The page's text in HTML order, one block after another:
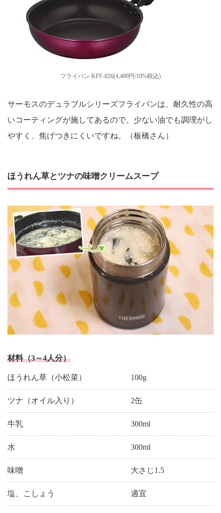
フライパン KFF-026(4,400円/10%税込)
サーモスのデュラブルシリーズフライパンは、耐久性の高
いコーティングが施してあるので、少ない油でも調理がし
やすく、焦げつきにくいですね。（板橋さん）
ほうれん草とツナの味噌クリームスープ
材料（3～4人分）
ほうれん草（小松菜） 100g
ツナ（オイル入り） 2缶
牛乳 300ml
水 300ml
味噌 大さじ1.5
塩、こしょう 適宜